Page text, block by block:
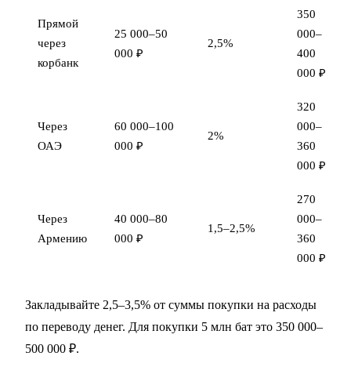
Прямой
через
корбанк
25 000–50
000 ₽
2,5%
350
000–
400
000 ₽
Через
ОАЭ
60 000–100
000 ₽
2%
320
000–
360
000 ₽
Через
Армению
40 000–80
000 ₽
1,5–2,5%
270
000–
360
000 ₽
Закладывайте 2,5–3,5% от суммы покупки на расходы
по переводу денег. Для покупки 5 млн бат это 350 000–
500 000 ₽.